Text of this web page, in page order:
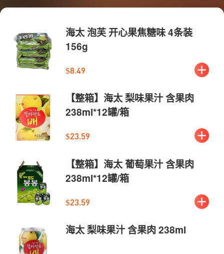
海太 泡芙 开心果焦糖味 4条装
156g
$8.49
【整箱】海太 梨味果汁 含果肉
238ml*12罐/箱
$23.59
【整箱】海太 葡萄果汁 含果肉
238ml*12罐/箱
$23.59
海太 梨味果汁 含果肉 238ml